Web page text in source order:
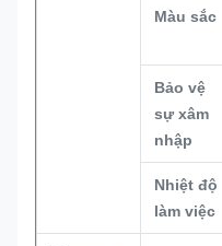
Màu sắc
Bảo vệ
sự xâm
nhập
Nhiệt độ
làm việc